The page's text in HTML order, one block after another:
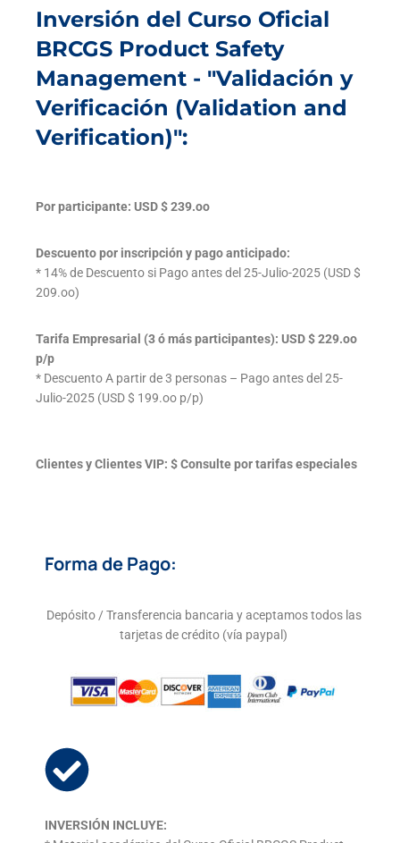
Inversión del Curso Oficial
BRCGS Product Safety
Management - "Validación y
Verificación (Validation and
Verification)":
Por participante: USD $ 239.oo
Descuento por inscripción y pago anticipado:
* 14% de Descuento si Pago antes del 25-Julio-2025 (USD $
209.oo)
Tarifa Empresarial (3 ó más participantes): USD $ 229.oo
p/p
* Descuento A partir de 3 personas – Pago antes del 25-
Julio-2025 (USD $ 199.oo p/p)
Clientes y Clientes VIP: $ Consulte por tarifas especiales
Forma de Pago:
Depósito / Transferencia bancaria y aceptamos todos las
tarjetas de crédito (vía paypal)
INVERSIÓN INCLUYE: